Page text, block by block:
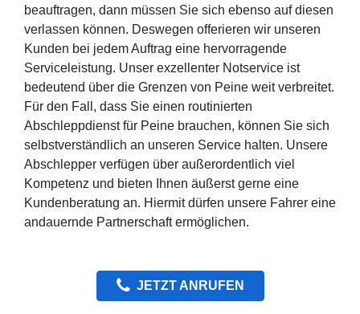
beauftragen, dann müssen Sie sich ebenso auf diesen
verlassen können. Deswegen offerieren wir unseren
Kunden bei jedem Auftrag eine hervorragende
Serviceleistung. Unser exzellenter Notservice ist
bedeutend über die Grenzen von Peine weit verbreitet.
Für den Fall, dass Sie einen routinierten
Abschleppdienst für Peine brauchen, können Sie sich
selbstverständlich an unseren Service halten. Unsere
Abschlepper verfügen über außerordentlich viel
Kompetenz und bieten Ihnen äußerst gerne eine
Kundenberatung an. Hiermit dürfen unsere Fahrer eine
andauernde Partnerschaft ermöglichen.
JETZT ANRUFEN